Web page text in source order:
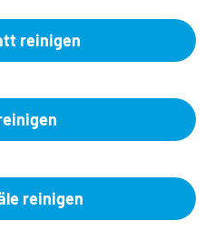
reinigen
reinigen